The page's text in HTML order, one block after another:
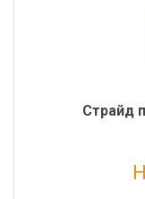
Страйд